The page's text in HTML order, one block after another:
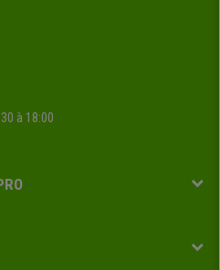
à 18:00